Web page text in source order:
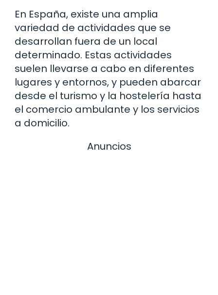
En España, existe una amplia
variedad de actividades que se
desarrollan fuera de un local
determinado. Estas actividades
suelen llevarse a cabo en diferentes
lugares y entornos, y pueden abarcar
desde el turismo y la hostelería hasta
el comercio ambulante y los servicios
a domicilio.
Anuncios